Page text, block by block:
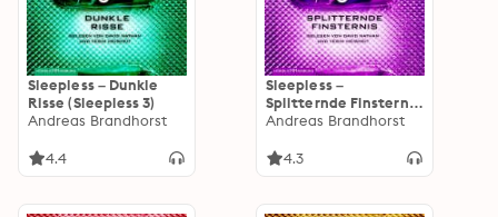
Sleepless – Dunkle
Risse (Sleepless 3)
Andreas Brandhorst
4.4
Sleepless –
Splitternde Finsternis
(Sleepless 5)
Andreas Brandhorst
4.3